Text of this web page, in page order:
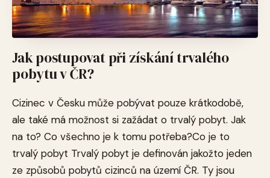
Jak postupovat při získání trvalého
pobytu v ČR?
Cizinec v Česku může pobývat pouze krátkodobě,
ale také má možnost si zažádat o trvalý pobyt. Jak
na to? Co všechno je k tomu potřeba?Co je to
trvalý pobyt Trvalý pobyt je definován jakožto jeden
ze způsobů pobytů cizinců na území ČR. Ty jsou